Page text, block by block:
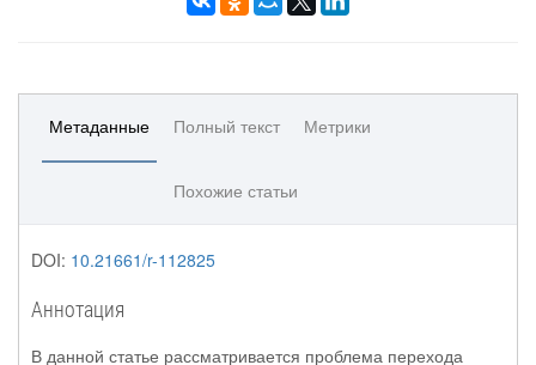
Метаданные Полный текст Метрики
Похожие статьи
DOI: 10.21661/r-112825
Аннотация
В данной статье рассматривается проблема перехода